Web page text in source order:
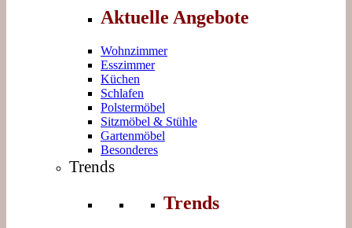
Aktuelle Angebote
Wohnzimmer
Esszimmer
Küchen
Schlafen
Polstermöbel
Sitzmöbel & Stühle
Gartenmöbel
Besonderes
Trends
Trends